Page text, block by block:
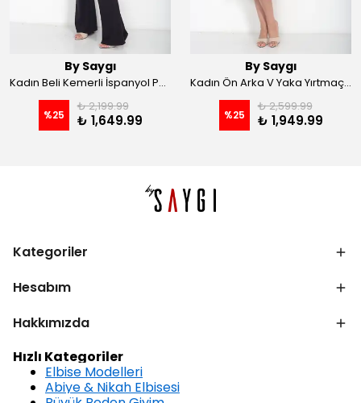
By Saygı
Kadın Beli Kemerli İspanyol Paça Likralı Krep Pantolon - Kahve
%25
₺ 2,199.99
₺ 1,649.99
By Saygı
Kadın Ön Arka V Yaka Yırtmaçlı Likralı Scuba Midi Elbise - Siyah
%25
₺ 2,599.99
₺ 1,949.99
Kategoriler
Hesabım
Hakkımızda
Hızlı Kategoriler
Elbise Modelleri
Abiye & Nikah Elbisesi